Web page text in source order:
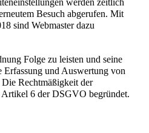
Besuch abgerufen. Mit
sind Webmaster dazu
Folge zu leisten und seine
Erfassung und Auswertung von
Rechtmäßigkeit der
6 der DSGVO begründet.